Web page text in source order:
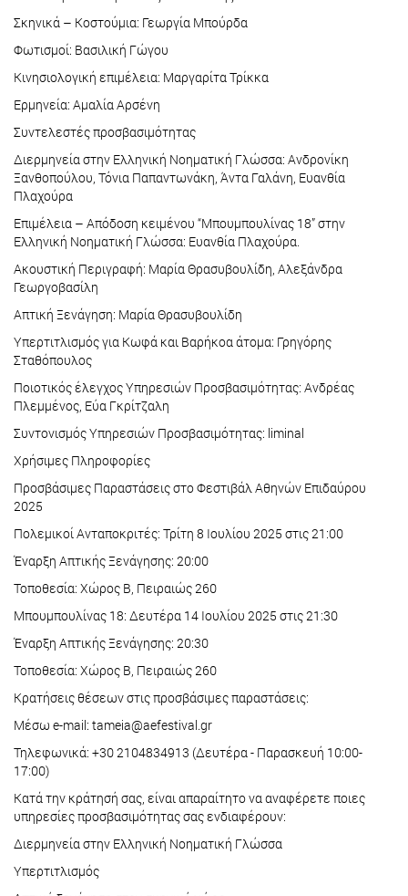
Σκηνικά – Κοστούμια: Γεωργία Μπούρδα
Φωτισμοί: Βασιλική Γώγου
Κινησιολογική επιμέλεια: Μαργαρίτα Τρίκκα
Ερμηνεία: Αμαλία Αρσένη
Συντελεστές προσβασιμότητας
Διερμηνεία στην Ελληνική Νοηματική Γλώσσα: Ανδρονίκη
Ξανθοπούλου, Τόνια Παπαντωνάκη, Άντα Γαλάνη, Ευανθία
Πλαχούρα
Επιμέλεια – Απόδοση κειμένου “Μπουμπουλίνας 18” στην
Ελληνική Νοηματική Γλώσσα: Ευανθία Πλαχούρα.
Ακουστική Περιγραφή: Μαρία Θρασυβουλίδη, Αλεξάνδρα
Γεωργοβασίλη
Απτική Ξενάγηση: Μαρία Θρασυβουλίδη
Υπερτιτλισμός για Κωφά και Βαρήκοα άτομα: Γρηγόρης
Σταθόπουλος
Ποιοτικός έλεγχος Υπηρεσιών Προσβασιμότητας: Ανδρέας
Πλεμμένος, Εύα Γκρίτζαλη
Συντονισμός Υπηρεσιών Προσβασιμότητας: liminal
Χρήσιμες Πληροφορίες
Προσβάσιμες Παραστάσεις στο Φεστιβάλ Αθηνών Επιδαύρου
2025
Πολεμικοί Ανταποκριτές: Τρίτη 8 Ιουλίου 2025 στις 21:00
Έναρξη Απτικής Ξενάγησης: 20:00
Τοποθεσία: Χώρος Β, Πειραιώς 260
Μπουμπουλίνας 18: Δευτέρα 14 Ιουλίου 2025 στις 21:30
Έναρξη Απτικής Ξενάγησης: 20:30
Τοποθεσία: Χώρος Β, Πειραιώς 260
Κρατήσεις θέσεων στις προσβάσιμες παραστάσεις:
Μέσω e-mail: tameia@aefestival.gr
Τηλεφωνικά: +30 2104834913 (Δευτέρα - Παρασκευή 10:00-
17:00)
Κατά την κράτησή σας, είναι απαραίτητο να αναφέρετε ποιες
υπηρεσίες προσβασιμότητας σας ενδιαφέρουν:
Διερμηνεία στην Ελληνική Νοηματική Γλώσσα
Υπερτιτλισμός